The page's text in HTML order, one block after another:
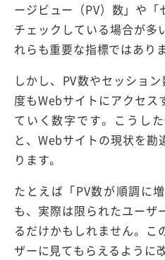
ージビュー（PV）数」や
チェックしている場合が多
れらも重要な指標ではありま
しかし、PV数やセッショ
度もWebサイトにアクセス
ていく数字です。こうし
と、Webサイトの現状を勘
ります。
たとえば「PV数が順調に
も、実際は限られたユーザ
るだけかもしれません。こ
ザーに見てもらえるように